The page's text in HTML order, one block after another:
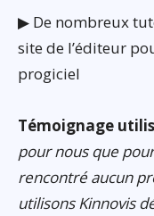
▶ De nombreux
site de l’éditeur
progiciel
Témoignage
pour nous que
rencontré aucun
utilisons Kinnovis